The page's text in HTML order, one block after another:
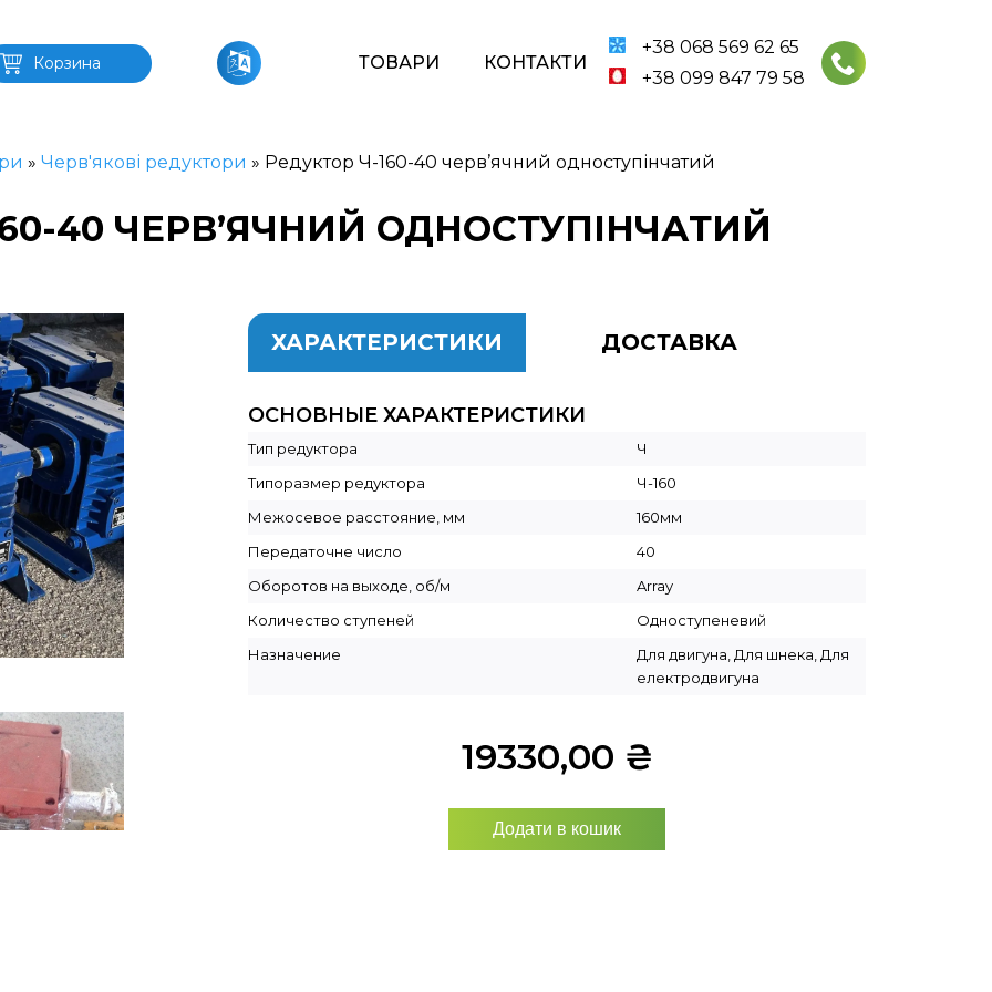
Корзина ТОВАРИ КОНТАКТИ
+38 068 569 62 65
+38 099 847 79 58
» Черв'якові редуктори » Редуктор Ч-160-40 черв’ячний одноступінчатий
40 ЧЕРВ’ЯЧНИЙ ОДНОСТУПІНЧАТИЙ
ХАРАКТЕРИСТИКИ ДОСТАВКА
ОСНОВНЫЕ ХАРАКТЕРИСТИКИ
Тип редуктора
Ч
Типоразмер редуктора
Ч-160
Межосевое расстояние, мм
160мм
Передаточне число
40
Оборотов на выходе, об/м
Array
Количество ступеней
Одноступеневий
Назначение
Для двигуна, Для шнека, Для
електродвигуна
19330,00 ₴
Додати в кошик